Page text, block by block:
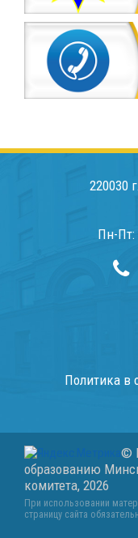
220030
Пн-Пт:
Политика в
©
образованию
комитета, 2026
При использовании
страницу сайта